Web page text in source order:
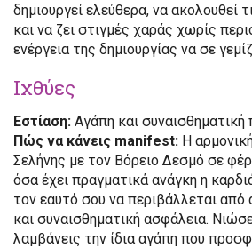
δημιουργεί ελεύθερα, να ακολουθεί
και να ζει στιγμές χαράς χωρίς
ενέργεια της δημιουργίας να σε
Ιχθύες
Εστίαση: Αγάπη και
Πώς να κάνεις manifest: Η
Σελήνης με τον Βόρειο Δεσμό σε
όσα έχει πραγματικά ανάγκη η
τον εαυτό σου να περιβάλλεται από
και συναισθηματική ασφάλεια.
λαμβάνεις την ίδια αγάπη που